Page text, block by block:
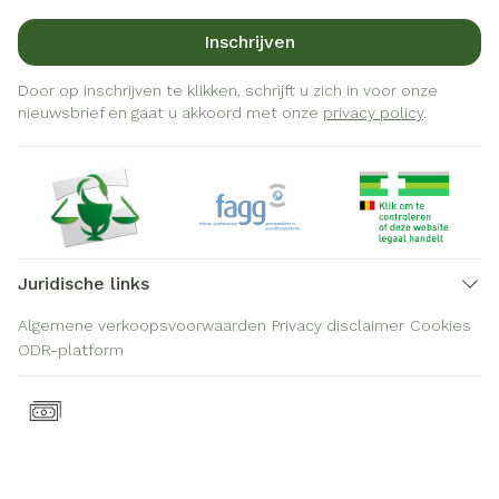
Inschrijven
Door op inschrijven te klikken, schrijft u zich in voor onze
nieuwsbrief en gaat u akkoord met onze privacy policy.
Juridische links
Algemene verkoopsvoorwaarden Privacy disclaimer Cookies
ODR-platform